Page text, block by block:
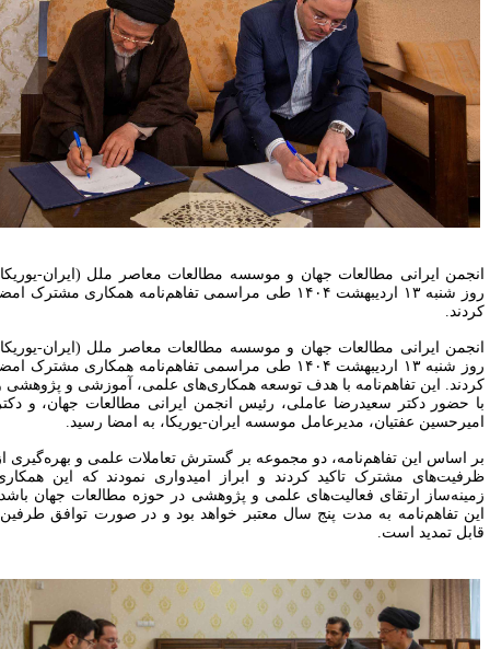
ایرانی مطالعات جهان و موسسه مطالعات معاصر ملل (ایران-یوریکا)
روز شنبه ۱۳ اردیبهشت ۱۴۰۴ طی مراسمی تفاهم‌نامه همکاری مشترک امضا
ایرانی مطالعات جهان و موسسه مطالعات معاصر ملل (ایران-یوریکا)
روز شنبه ۱۳ اردیبهشت ۱۴۰۴ طی مراسمی تفاهم‌نامه همکاری مشترک امضا
این تفاهم‌نامه با هدف توسعه همکاری‌های علمی، آموزشی و پژوهشی و
حضور دکتر سعیدرضا عاملی، رئیس انجمن ایرانی مطالعات جهان، و دکتر
عفتیان، مدیرعامل موسسه ایران-یوریکا، به امضا رسید.
اساس این تفاهم‌نامه، دو مجموعه بر گسترش تعاملات علمی و بهره‌گیری از
مشترک تاکید کردند و ابراز امیدواری نمودند که این همکاری
ارتقای فعالیت‌های علمی و پژوهشی در حوزه مطالعات جهان باشد.
تفاهم‌نامه به مدت پنج سال معتبر خواهد بود و در صورت توافق طرفین،
تمدید است.